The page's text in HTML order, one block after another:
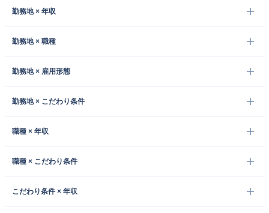
勤務地 × 年収
勤務地 × 職種
勤務地 × 雇用形態
勤務地 × こだわり条件
職種 × 年収
職種 × こだわり条件
こだわり条件 × 年収